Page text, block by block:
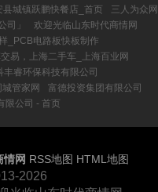
县城镇跃鹏快餐店_首页
三人为众网
司」
欢迎光临山东时代商情网
_PCB电路板快板制作
易，上海二手车_上海百业网
丰睿环保科技有限公司
管家网
富德投资集团有限公司
限公司 - 首页
情网 RSS地图 HTML地图
2026